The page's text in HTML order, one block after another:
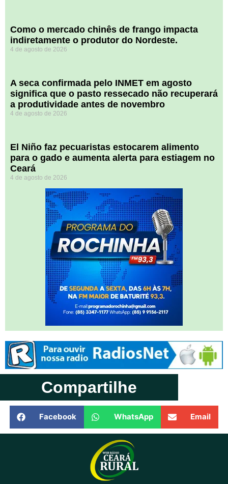
​Como o mercado chinês de frango impacta
indiretamente o produtor do Nordeste.
4 de agosto de 2026
A seca confirmada pelo INMET em agosto
significa que o pasto ressecado não recuperará
a produtividade antes de novembro
4 de agosto de 2026
El Niño faz pecuaristas estocarem alimento
para o gado e aumenta alerta para estiagem no
Ceará
4 de agosto de 2026
Compartilhe
Facebook WhatsApp Email